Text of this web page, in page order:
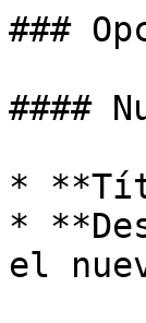
###
####
*
*
el